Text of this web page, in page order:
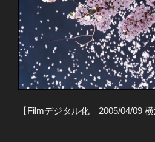
【Filmデジタル化 2005/04/09 横